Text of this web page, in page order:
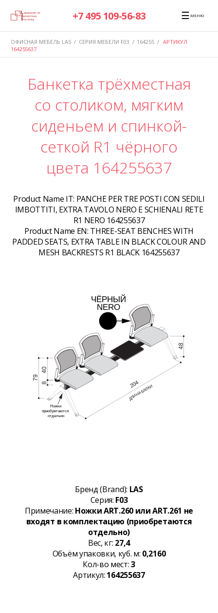
+7 495 109-56-83 ☰ МЕНЮ
ОФИСНАЯ МЕБЕЛЬ LAS / СЕРИЯ МЕБЕЛИ F03 / 164255 / АРТИКУЛ
164255637
Банкетка трёхместная
со столиком, мягким
сиденьем и спинкой-
сеткой R1 чёрного
цвета 164255637
Product Name IT: PANCHE PER TRE POSTI CON SEDILI
IMBOTTITI, EXTRA TAVOLO NERO E SCHIENALI RETE
R1 NERO 164255637
Product Name EN: THREE-SEAT BENCHES WITH
PADDED SEATS, EXTRA TABLE IN BLACK COLOUR AND
MESH BACKRESTS R1 BLACK 164255637
Бренд (Brand): LAS
Серия: F03
Примечание: Ножки ART.260 или ART.261 не
входят в комплектацию (приобретаются
отдельно)
Вес, кг: 27,4
Объём упаковки, куб. м: 0,2160
Кол-во мест:3
Артикул: 164255637